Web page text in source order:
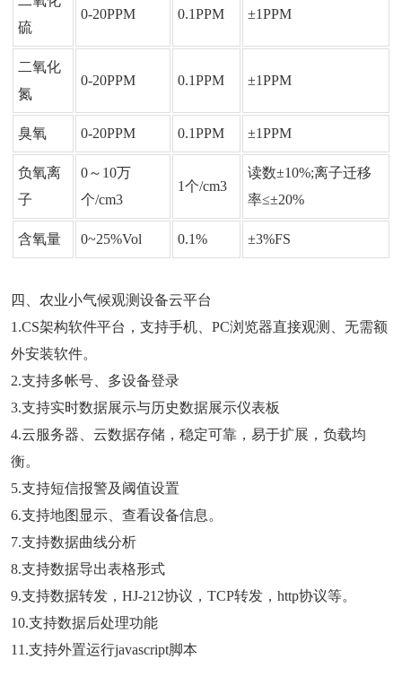
硫
0-20PPM 0.1PPM ±1PPM
二氧化
氮
0-20PPM 0.1PPM ±1PPM
臭氧 0-20PPM 0.1PPM ±1PPM
负氧离
子
0～10万
个/cm3
1个/cm3
读数±10%;离子迁移
率≤±20%
含氧量 0~25%Vol 0.1% ±3%FS
四、农业小气候观测设备云平台
1.CS架构软件平台，支持手机、PC浏览器直接观测、无需额
外安装软件。
2.支持多帐号、多设备登录
3.支持实时数据展示与历史数据展示仪表板
4.云服务器、云数据存储，稳定可靠，易于扩展，负载均
衡。
5.支持短信报警及阈值设置
6.支持地图显示、查看设备信息。
7.支持数据曲线分析
8.支持数据导出表格形式
9.支持数据转发，HJ-212协议，TCP转发，http协议等。
10.支持数据后处理功能
11.支持外置运行javascript脚本